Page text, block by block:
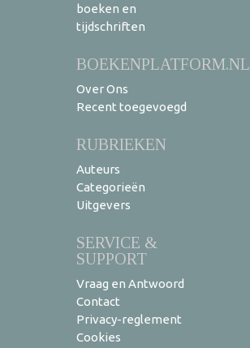
boeken en
tijdschriften
BOEKENPLATFORM.NL
Over Ons
Recent toegevoegd
RUBRIEKEN
Auteurs
Categorieën
Uitgevers
SERVICE &
SUPPORT
Vraag en Antwoord
Contact
Privacy-reglement
Cookies